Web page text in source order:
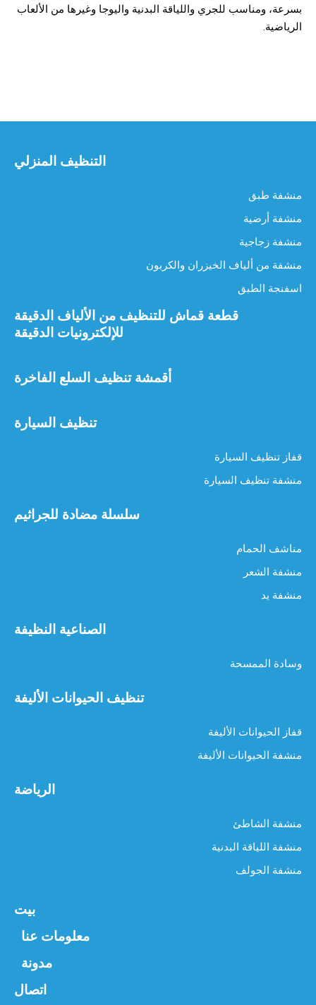
بسرعة، ومناسب للجري واللياقة البدنية واليوجا وغيرها من الألعاب
الرياضية.
التنظيف المنزلي
منشفة طبق
منشفة أرضية
منشفة زجاجية
منشفة من ألياف الخيزران والكربون
اسفنجة الطبق
قطعة قماش للتنظيف من الألياف الدقيقة
للإلكترونيات الدقيقة
أقمشة تنظيف السلع الفاخرة
تنظيف السيارة
قفاز تنظيف السيارة
منشفة تنظيف السيارة
سلسلة مضادة للجراثيم
مناشف الحمام
منشفة الشعر
منشفة يد
الصناعية النظيفة
وسادة الممسحة
تنظيف الحيوانات الأليفة
قفاز الحيوانات الأليفة
منشفة الحيوانات الأليفة
الرياضة
منشفة الشاطئ
منشفة اللياقة البدنية
منشفة الجولف
بيت
معلومات عنا
مدونة
اتصال